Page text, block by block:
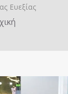
Ευεξίας